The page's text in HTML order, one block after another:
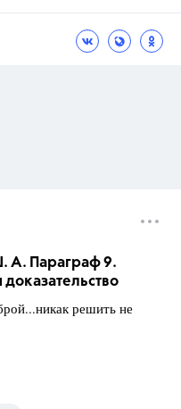
А. Параграф 9.
решить не